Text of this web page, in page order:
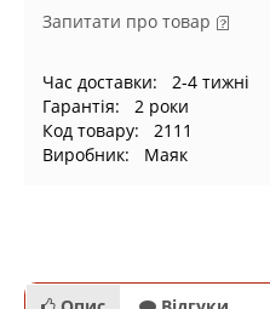
Запитати про товар
Час доставки: 2-4 тижні
Гарантія: 2 роки
Код товару: 2111
Виробник: Маяк